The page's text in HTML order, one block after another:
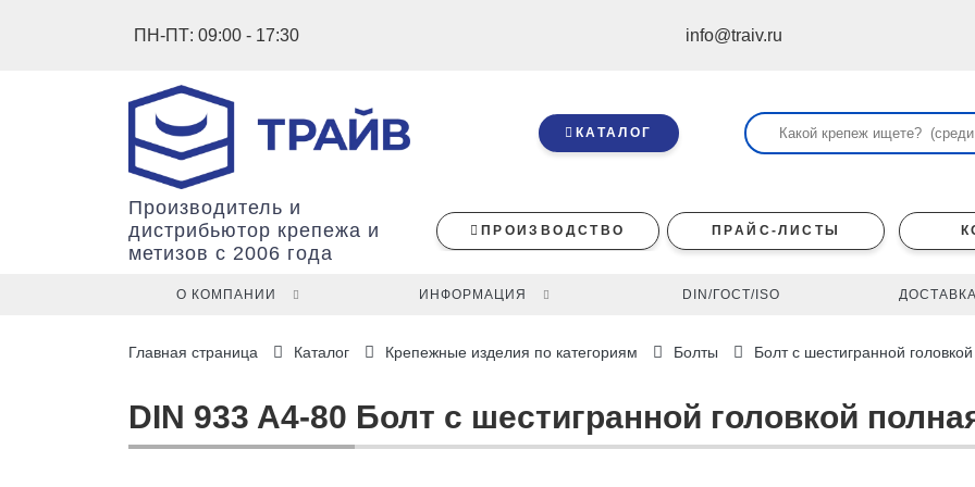
ПН-ПТ: 09:00 - 17:30 info@traiv.ru
КАТАЛОГ
Производитель и
дистрибьютор крепежа и
метизов с 2006 года
ПРОИЗВОДСТВО ПРАЙС-ЛИСТЫ
О КОМПАНИИ ИНФОРМАЦИЯ DIN/ГОСТ/ISO
Главная страница Каталог Крепежные изделия по категориям Болты Болт с шестигранной
DIN 933 A4-80 Болт с шестигранной головкой